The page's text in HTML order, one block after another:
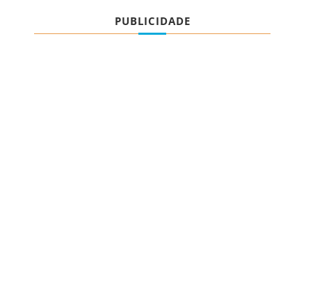
PUBLICIDADE